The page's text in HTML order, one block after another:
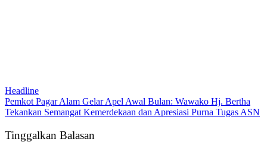
Headline
Pemkot Pagar Alam Gelar Apel Awal Bulan: Wawako Hj. Bertha
Tekankan Semangat Kemerdekaan dan Apresiasi Purna Tugas ASN
Tinggalkan Balasan